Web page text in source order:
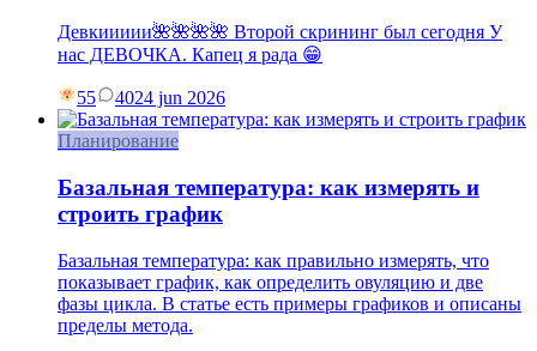
Девкиииии🌺🌺🌺🌺 Второй скрининг был сегодня У
нас ДЕВОЧКА. Капец я рада 😁
55 4024 jun 2026
Планирование
Базальная температура: как измерять и
строить график
Базальная температура: как правильно измерять, что
показывает график, как определить овуляцию и две
фазы цикла. В статье есть примеры графиков и описаны
пределы метода.